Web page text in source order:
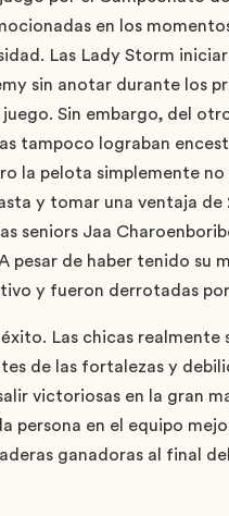
en los
Las Lady Storm
sin anotar durante los
Sin embargo, del
tampoco lograban
la pelota simplemente
y tomar una ventaja de
seniors Jaa
pesar de haber tenido su
y fueron derrotadas
Las chicas
de las fortalezas y
victoriosas en la gran
persona en el equipo
ganadoras al final